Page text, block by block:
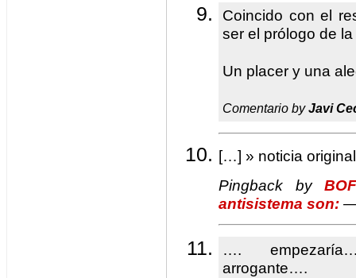
Coincido con el
ser el prólogo de
Un placer y una
Comentario byJavi
[…] » noticia
Pingback by
antisistema son: —
….
arrogante….